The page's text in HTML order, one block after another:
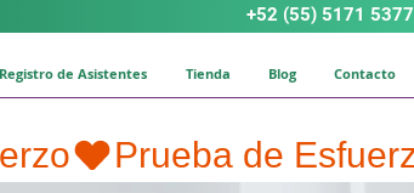
+52 (55) 5171 5377
Registro de Asistentes Tienda Blog Contacto